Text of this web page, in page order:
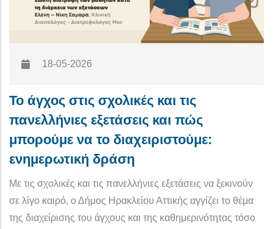
18-05-2026
Το άγχος στις σχολικές και τις
πανελλήνιες εξετάσεις και πώς
μπορούμε να το διαχειριστούμε:
ενημερωτική δράση
Με τις σχολικές και τις πανελλήνιες εξετάσεις να ξεκινούν
σε λίγο καιρό, ο Δήμος Ηρακλείου Αττικής αγγίζει το θέμα
της διαχείρισης του άγχους και της καθημερινότητας τόσο